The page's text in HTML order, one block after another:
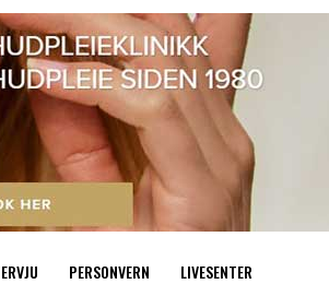
PERSONVERN LIVESENTER